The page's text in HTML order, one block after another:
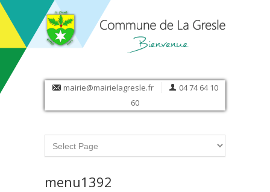
mairie@mairielagresle.fr
04 74 64 10
60
menu1392